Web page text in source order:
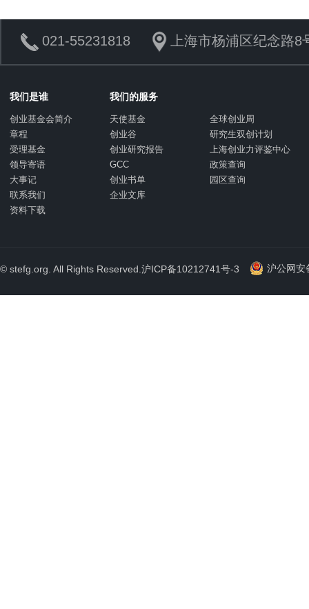
021-55231818 上海市杨浦区纪念路
我们是谁
创业基金会简介
章程
受理基金
领导寄语
大事记
联系我们
资料下载
我们的服务
天使基金
全球创业周
创业谷
研究生双创计划
创业研究报告
上海创业力评鉴中心
GCC
政策查询
创业书单
园区查询
企业文库
© stefg.org. All Rights Reserved. 沪ICP备10212741号-3 沪公网安